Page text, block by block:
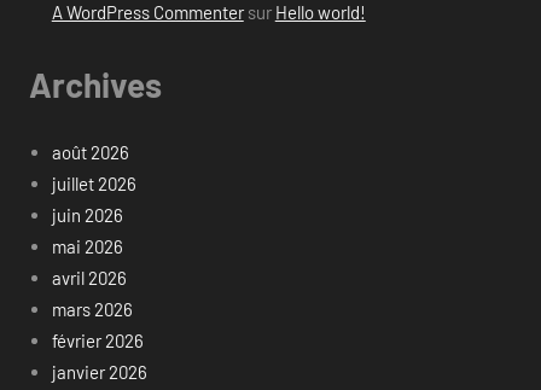
A WordPress Commentersur Hello world!
Archives
août 2026
juillet 2026
juin 2026
mai 2026
avril 2026
mars 2026
février 2026
janvier 2026